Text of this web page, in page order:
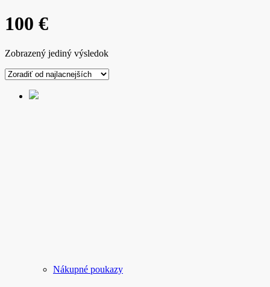
100 €
Zobrazený jediný výsledok
Nákupné poukazy